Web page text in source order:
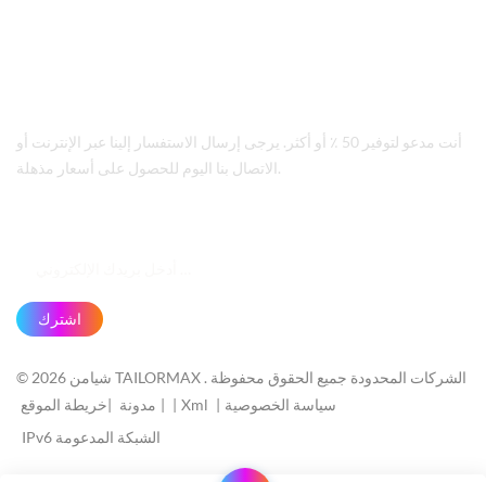
أنت مدعو لتوفير 50 ٪ أو أكثر. يرجى إرسال الاستفسار إلينا عبر الإنترنت أو
الاتصال بنا اليوم للحصول على أسعار مذهلة.
اشترك
© 2026 شيامن TAILORMAX الشركات المحدودة جميع الحقوق محفوظة .
| مدونة | | Xml | سياسة الخصوصية
IPv6 الشبكة المدعومة